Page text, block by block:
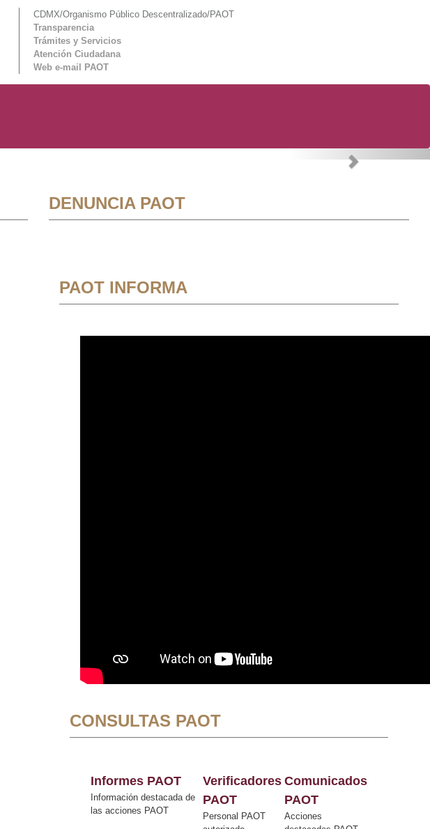
CDMX/Organismo Público Descentralizado/PAOT
Transparencia
Trámites y Servicios
Atención Ciudadana
Web e-mail PAOT
Next
DENUNCIA PAOT
PAOT INFORMA
CONSULTAS PAOT
Informes PAOT
Información destacada de
las acciones PAOT
Verificadores
PAOT
Personal PAOT
Comunicados
PAOT
Acciones